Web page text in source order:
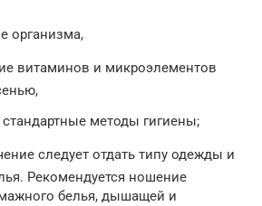
организма,
витаминов и микроэлементов
стандартные методы гигиены;
следует отдать типу одежды и
Рекомендуется ношение
белья, дышащей и